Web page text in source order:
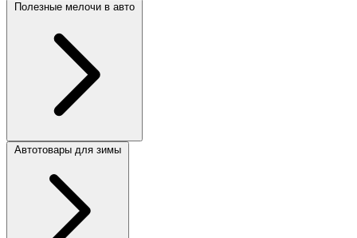
Полезные мелочи в авто
Автотовары для зимы